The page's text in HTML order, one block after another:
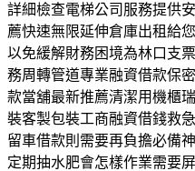
詳細檢查電梯公司服務提供
薦快速無限延伸倉庫出租給
以免緩解財務困境為林口支
務周轉管道專業融資借款保
款當舖最新推薦清潔用機櫃
裝客製包裝工商融資借錢救
留車借款則需要再負擔必備
定期抽水肥會怎樣作業需要